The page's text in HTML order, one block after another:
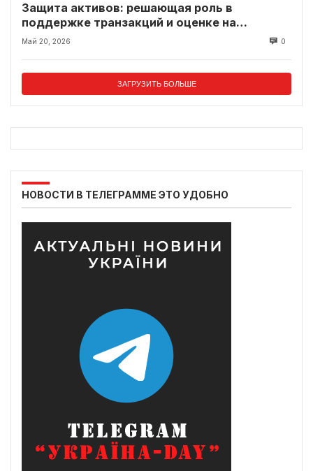
Защита активов: решающая роль в
поддержке транзакций и оценке на
современном рынке
Май 20, 2026 0
ЗАГРУЗИТЬ БОЛЬШЕ
НОВОСТИ В ТЕЛЕГРАММЕ ЭТО УДОБНО